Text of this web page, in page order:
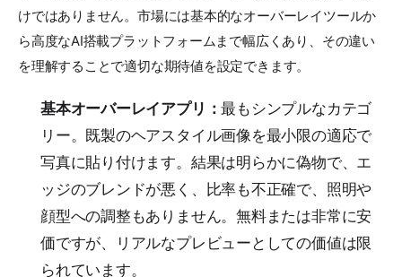
けではありません。市場には基本的なオーバーレイツールか
ら高度なAI搭載プラットフォームまで幅広くあり、その違い
を理解することで適切な期待値を設定できます。
基本オーバーレイアプリ：最もシンプルなカテゴ
リー。既製のヘアスタイル画像を最小限の適応で
写真に貼り付けます。結果は明らかに偽物で、エ
ッジのブレンドが悪く、比率も不正確で、照明や
顔型への調整もありません。無料または非常に安
価ですが、リアルなプレビューとしての価値は限
られています。